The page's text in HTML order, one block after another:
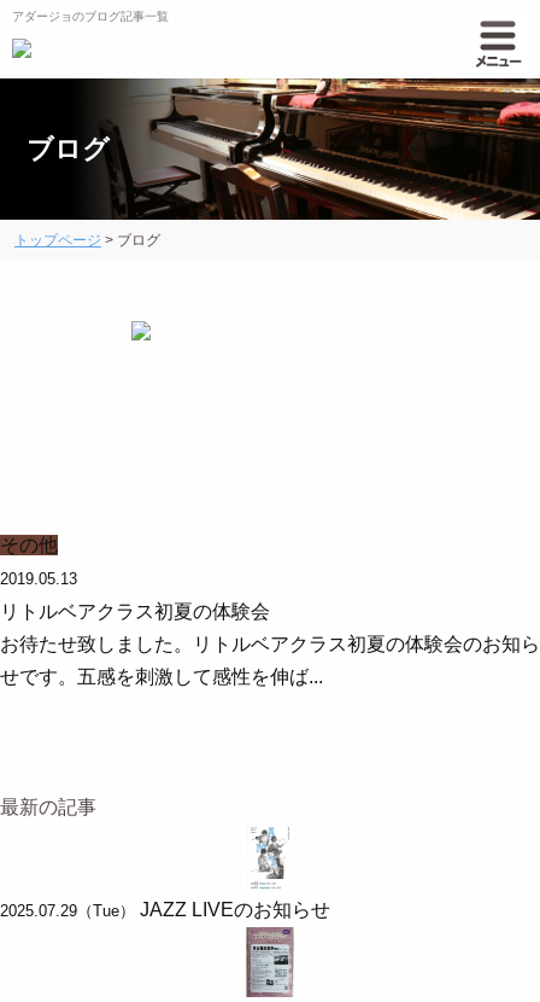
アダージョのブログ記事一覧
ブログ
トップページ > ブログ
その他
2019.05.13
リトルベアクラス初夏の体験会
お待たせ致しました。リトルベアクラス初夏の体験会のお知ら
せです。五感を刺激して感性を伸ば...
最新の記事
2025.07.29（Tue） JAZZ LIVEのお知らせ